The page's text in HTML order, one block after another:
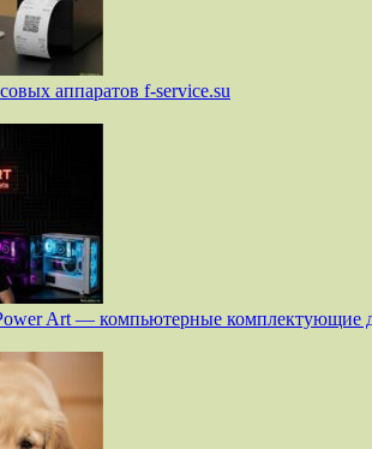
аппаратов f-service.su
Art — компьютерные комплектующие